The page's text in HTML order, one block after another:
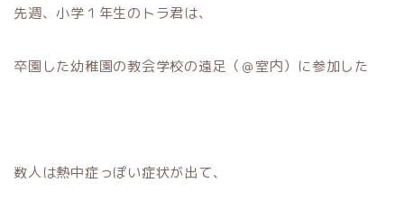
先週、小学１年生のトラ君は、
卒園した幼稚園の教会学校の遠足（＠室内）に参加した
数人は熱中症っぽい症状が出て、